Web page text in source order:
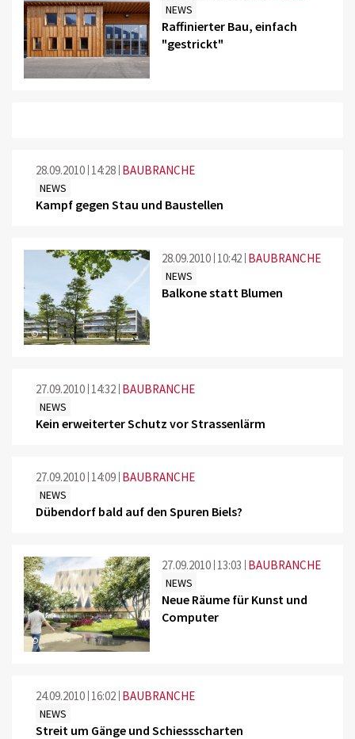
NEWS
Raffinierter Bau, einfach
"gestrickt"
28.09.2010 14:28 BAUBRANCHE
NEWS
Kampf gegen Stau und Baustellen
©
28.09.2010 10:42 BAUBRANCHE
NEWS
Balkone statt Blumen
27.09.2010 14:32 BAUBRANCHE
NEWS
Kein erweiterter Schutz vor Strassenlärm
27.09.2010 14:09 BAUBRANCHE
NEWS
Dübendorf bald auf den Spuren Biels?
©
27.09.2010 13:03 BAUBRANCHE
NEWS
Neue Räume für Kunst und
Computer
24.09.2010 16:02 BAUBRANCHE
NEWS
Streit um Gänge und Schiessscharten